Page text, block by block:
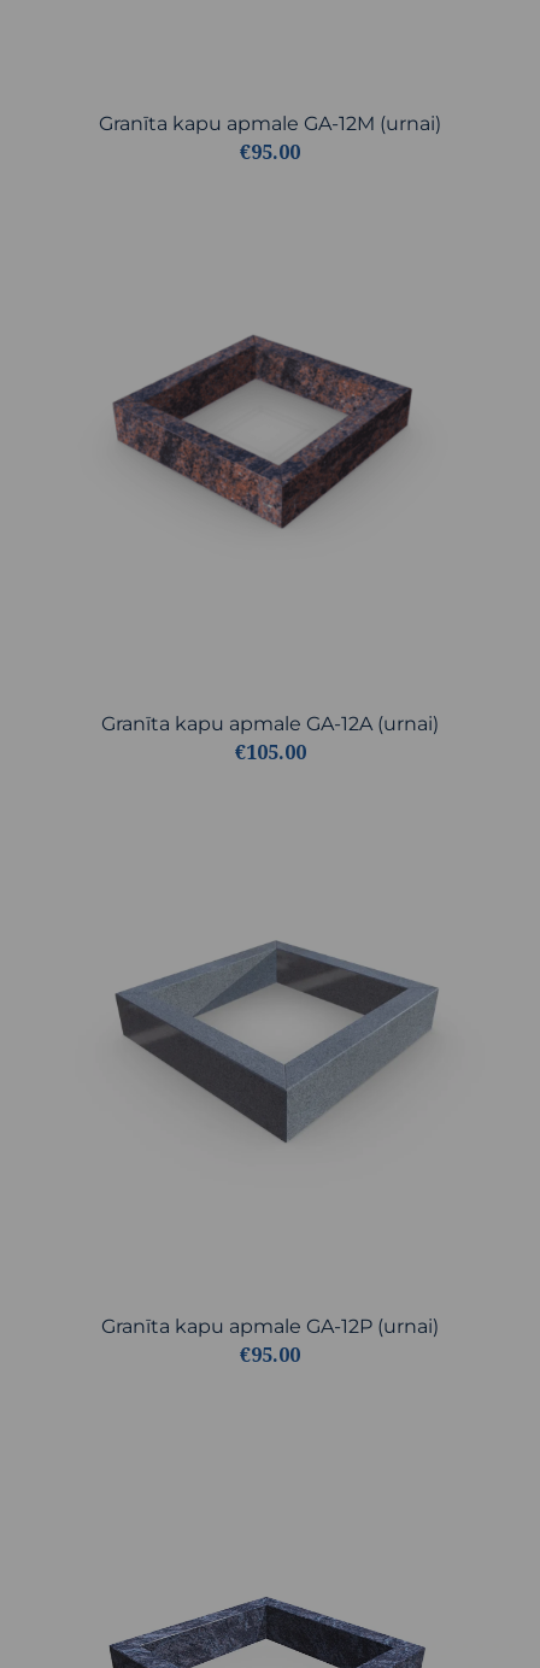
Granīta kapu apmale GA-12M (urnai)
€95.00
Granīta kapu apmale GA-12A (urnai)
€105.00
Granīta kapu apmale GA-12P (urnai)
€95.00